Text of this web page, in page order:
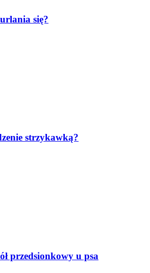
się?
strzykawką?
przedsionkowy u psa